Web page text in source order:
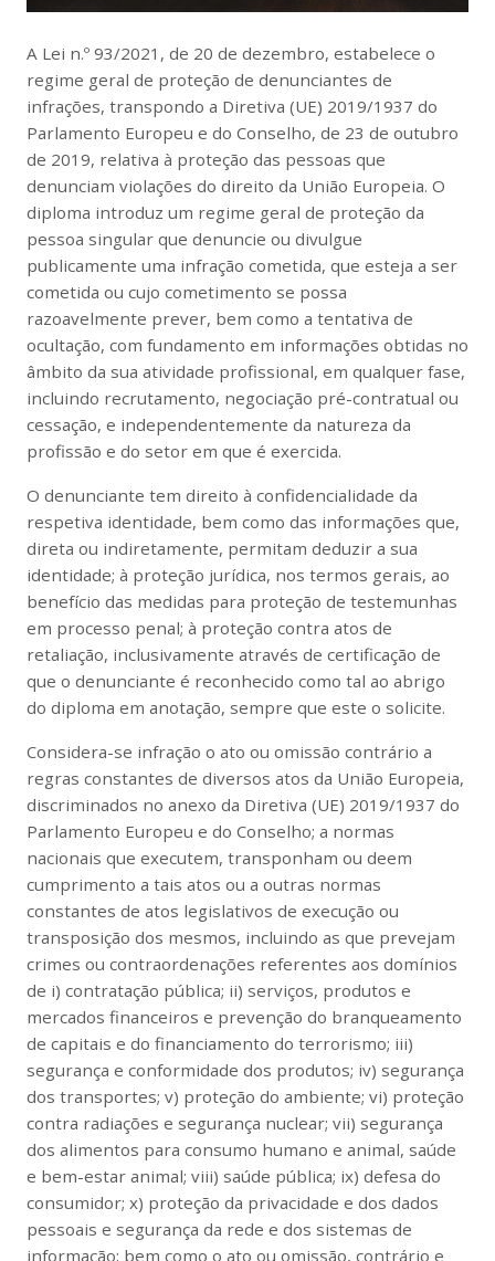
A Lei n.º 93/2021, de 20 de dezembro, estabelece o
regime geral de proteção de denunciantes de
infrações, transpondo a Diretiva (UE) 2019/1937 do
Parlamento Europeu e do Conselho, de 23 de outubro
de 2019, relativa à proteção das pessoas que
denunciam violações do direito da União Europeia. O
diploma introduz um regime geral de proteção da
pessoa singular que denuncie ou divulgue
publicamente uma infração cometida, que esteja a ser
cometida ou cujo cometimento se possa
razoavelmente prever, bem como a tentativa de
ocultação, com fundamento em informações obtidas no
âmbito da sua atividade profissional, em qualquer fase,
incluindo recrutamento, negociação pré-contratual ou
cessação, e independentemente da natureza da
profissão e do setor em que é exercida.
O denunciante tem direito à confidencialidade da
respetiva identidade, bem como das informações que,
direta ou indiretamente, permitam deduzir a sua
identidade; à proteção jurídica, nos termos gerais, ao
benefício das medidas para proteção de testemunhas
em processo penal; à proteção contra atos de
retaliação, inclusivamente através de certificação de
que o denunciante é reconhecido como tal ao abrigo
do diploma em anotação, sempre que este o solicite.
Considera-se infração o ato ou omissão contrário a
regras constantes de diversos atos da União Europeia,
discriminados no anexo da Diretiva (UE) 2019/1937 do
Parlamento Europeu e do Conselho; a normas
nacionais que executem, transponham ou deem
cumprimento a tais atos ou a outras normas
constantes de atos legislativos de execução ou
transposição dos mesmos, incluindo as que prevejam
crimes ou contraordenações referentes aos domínios
de i) contratação pública; ii) serviços, produtos e
mercados financeiros e prevenção do branqueamento
de capitais e do financiamento do terrorismo; iii)
segurança e conformidade dos produtos; iv) segurança
dos transportes; v) proteção do ambiente; vi) proteção
contra radiações e segurança nuclear; vii) segurança
dos alimentos para consumo humano e animal, saúde
e bem-estar animal; viii) saúde pública; ix) defesa do
consumidor; x) proteção da privacidade e dos dados
pessoais e segurança da rede e dos sistemas de
informação; bem como o ato ou omissão, contrário e